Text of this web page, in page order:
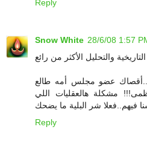
Reply
Snow White 28/6/08 1:57
عضو مجلس أمه طالع
مشكلة هالعقليات اللي
Reply